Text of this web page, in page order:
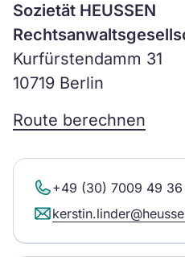
Sozietät HEUSSEN
Kurfürstendamm 31
10719 Berlin
Route berechnen
+49 (30) 7009 49 36